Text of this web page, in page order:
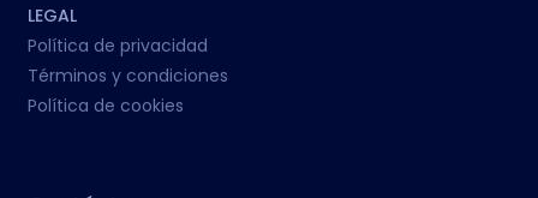
LEGAL
Política de privacidad
Términos y condiciones
Política de cookies